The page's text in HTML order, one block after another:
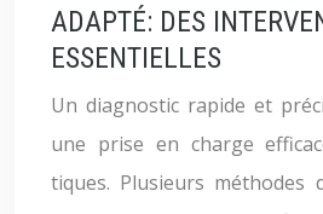
ADAPTÉ: DES
ESSENTIELLES
Un diagnostic rapide et
une prise en charge
tiques. Plusieurs méthodes